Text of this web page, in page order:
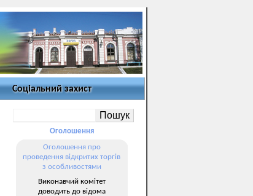
Соціальний захист
Оголошення
Оголошення про
проведення відкритих торгів
з особливостями
Виконавчий комітет
доводить до відома